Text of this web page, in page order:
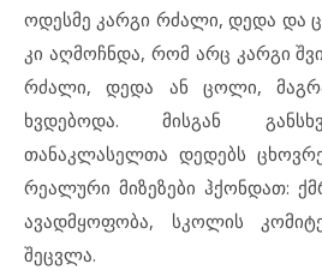
ოდესმე კარგი რძალი, დედა და
კი აღმოჩნდა, რომ არც კარგი
რძალი, დედა ან ცოლი,
ხვდებოდა. მისგან
თანაკლასელთა დედებს
რეალური მიზეზები ჰქონდათ:
ავადმყოფობა, სკოლის
შეცვლა.